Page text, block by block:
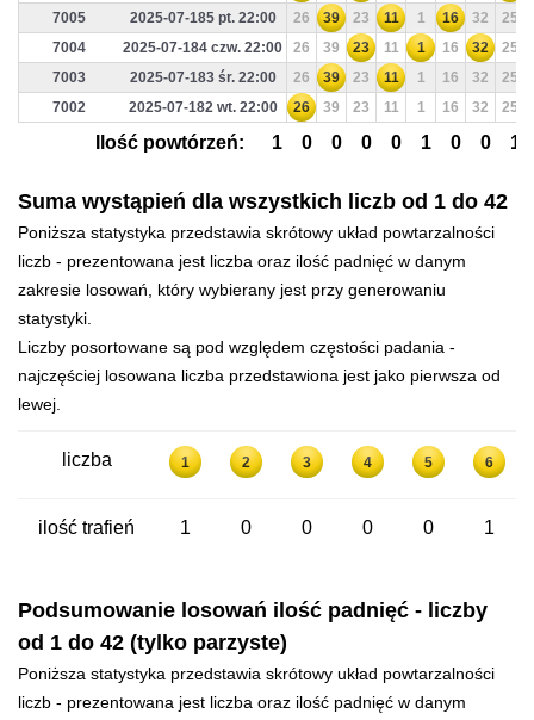
7005
2025-07-185 pt. 22:00 26 39 23 11 1 16 32 25
7004
2025-07-184 czw. 22:00 26 39 23 11 1 16 32 25
7003
2025-07-183 śr. 22:00 26 39 23 11 1 16 32 25
7002
2025-07-182 wt. 22:00 26 39 23 11 1 16 32 25
Ilość powtórzeń: 1 0 0 0 0 1 0 0 1
Suma wystąpień dla wszystkich liczb od 1 do 42
Poniższa statystyka przedstawia skrótowy układ powtarzalności
liczb - prezentowana jest liczba oraz ilość padnięć w danym
zakresie losowań, który wybierany jest przy generowaniu
statystyki.
Liczby posortowane są pod względem częstości padania -
najczęściej losowana liczba przedstawiona jest jako pierwsza od
lewej.
liczba 1 2 3 4 5 6
ilość trafień 1 0 0 0 0 1
Podsumowanie losowań ilość padnięć - liczby
od 1 do 42 (tylko parzyste)
Poniższa statystyka przedstawia skrótowy układ powtarzalności
liczb - prezentowana jest liczba oraz ilość padnięć w danym